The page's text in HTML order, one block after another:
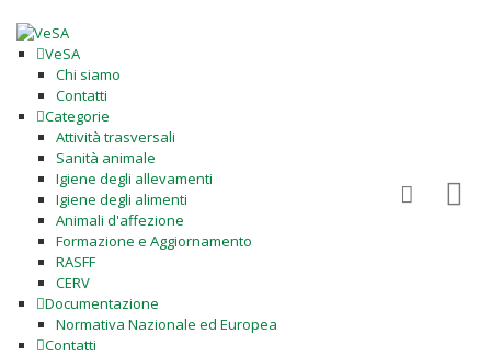
VeSA
Chi siamo
Contatti
Categorie
Attività trasversali
Sanità animale
Igiene degli allevamenti
Igiene degli alimenti
Animali d'affezione
Formazione e Aggiornamento
RASFF
CERV
Documentazione
Normativa Nazionale ed Europea
Contatti